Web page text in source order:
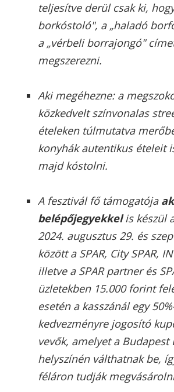
teljesítve derül csak ki,
borkóstoló", a „haladó
a „vérbeli borrajongó"
megszerezni.
Aki megéhezne: a
közkedvelt színvonalas
ételeken túlmutatva
konyhák autentikus ételeit
majd kóstolni.
A fesztivál fő támogatója
belépőjegyekkelis készül
2024. augusztus 29. és
között a SPAR, City SPAR,
illetve a SPAR partner és
üzletekben 15.000 forint
esetén a kasszánál egy
kedvezményre jogosító
vevők, amelyet a Budapest
helyszínén válthatnak be,
féláron tudják